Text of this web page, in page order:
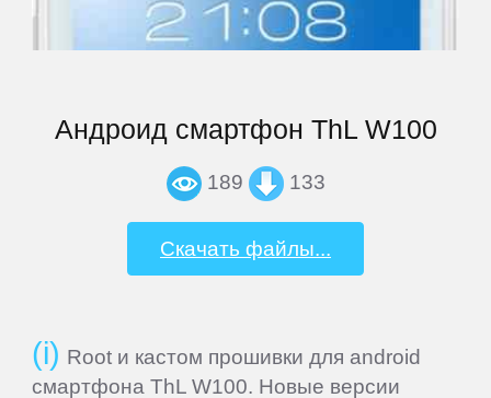
Андроид смартфон ThL W100
189 133
Скачать файлы...
Root и кастом прошивки для android
смартфона ThL W100. Новые версии
Nextbook